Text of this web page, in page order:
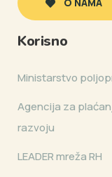
Korisno
Ministarstvo
Agencija za
razvoju
LEADER mreža RH